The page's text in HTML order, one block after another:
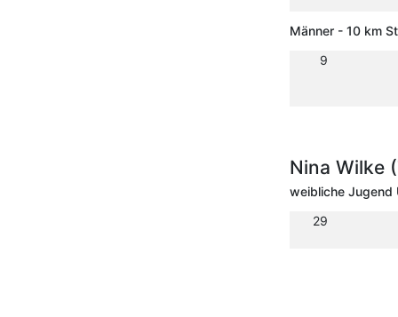
Männer - 10 km
9
Nina Wilke
weibliche Jugend
29